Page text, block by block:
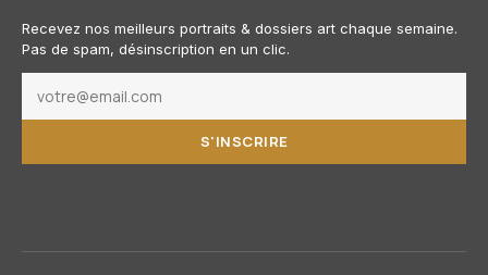
Recevez nos meilleurs portraits & dossiers art chaque semaine.
Pas de spam, désinscription en un clic.
S'INSCRIRE